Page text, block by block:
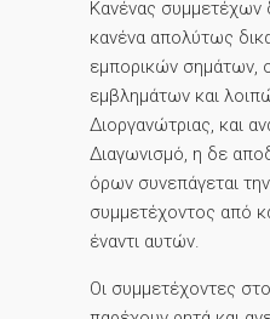
Κανένας συμμετέχων
κανένα απολύτως
εμπορικών σημάτων,
εμβλημάτων και
Διοργανώτριας, και
Διαγωνισμό, η δε
όρων συνεπάγεται
συμμετέχοντος από
έναντι αυτών.
Οι συμμετέχοντες